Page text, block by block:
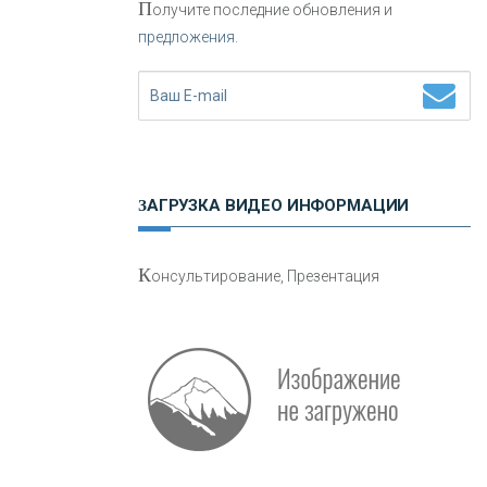
Нетворкинг для предпринимателей
авто
Получите последние обновления и
предложения.
ЗАГРУЗКА ВИДЕО ИНФОРМАЦИИ
Консультирование, Презентация